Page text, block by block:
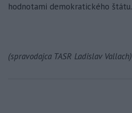
hodnotami demokratického štátu.
(spravodajca TASR Ladislav Vallach)